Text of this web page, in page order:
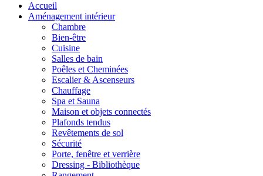
Accueil
Aménagement intérieur
Chambre
Bien-être
Cuisine
Salles de bain
Poêles et Cheminées
Escalier & Ascenseurs
Chauffage
Spa et Sauna
Maison et objets connectés
Plafonds tendus
Revêtements de sol
Sécurité
Porte, fenêtre et verrière
Dressing - Bibliothèque